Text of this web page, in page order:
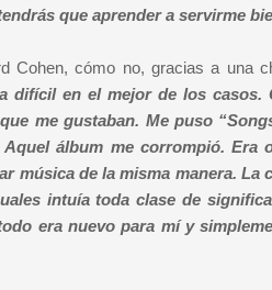
que aprender a servirme
Cohen, cómo no, gracias a una
difícil en el mejor de los casos.
me gustaban. Me puso
álbum me corrompió. Era
música de la misma manera. La
intuía toda clase de
era nuevo para mí y